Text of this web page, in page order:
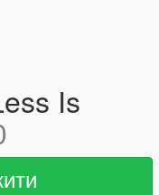
Is